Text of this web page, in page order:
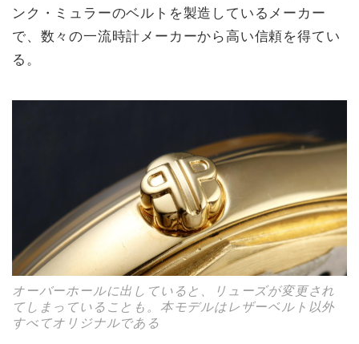
ンク・ミュラーのベルトを製造しているメーカー
で、数々の一流時計メーカーから高い信頼を得てい
る。
オーバーホールに出していると、リューズが変更され
てしまっていることも。本モデルはレザーベルト以外
すべてオリジナルである